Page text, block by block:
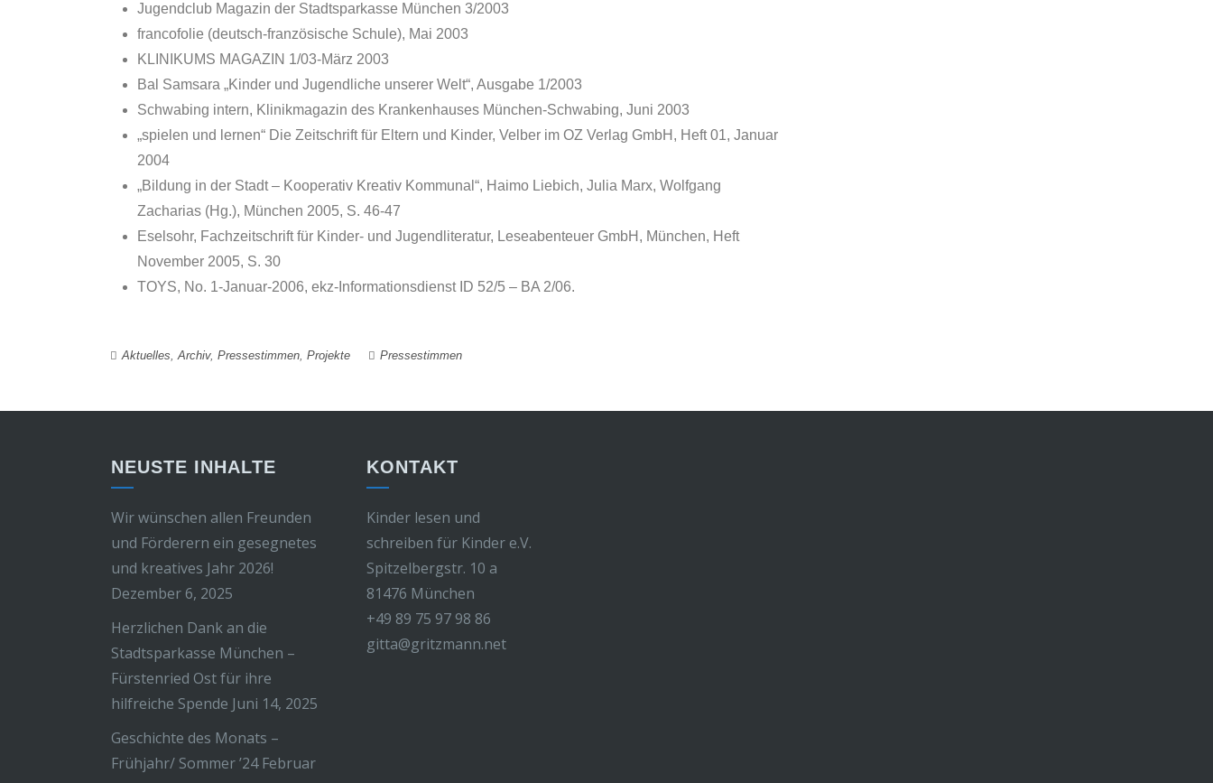
Jugendclub Magazin der Stadtsparkasse München 3/2003
francofolie (deutsch-französische Schule), Mai 2003
KLINIKUMS MAGAZIN 1/03-März 2003
Bal Samsara „Kinder und Jugendliche unserer Welt“, Ausgabe 1/2003
Schwabing intern, Klinikmagazin des Krankenhauses München-Schwabing, Juni 2003
„spielen und lernen“ Die Zeitschrift für Eltern und Kinder, Velber im OZ Verlag GmbH, Heft 01, Januar
2004
„Bildung in der Stadt – Kooperativ Kreativ Kommunal“, Haimo Liebich, Julia Marx, Wolfgang
Zacharias (Hg.), München 2005, S. 46-47
Eselsohr, Fachzeitschrift für Kinder- und Jugendliteratur, Leseabenteuer GmbH, München, Heft
November 2005, S. 30
TOYS, No. 1-Januar-2006, ekz-Informationsdienst ID 52/5 – BA 2/06.
Aktuelles,Archiv, Pressestimmen, Projekte Pressestimmen
NEUSTE INHALTE
Wir wünschen allen Freunden
und Förderern ein gesegnetes
und kreatives Jahr 2026!
Dezember 6, 2025
Herzlichen Dank an die
Stadtsparkasse München –
Fürstenried Ost für ihre
hilfreiche Spende Juni 14, 2025
Geschichte des Monats –
Frühjahr/ Sommer ’24 Februar
KONTAKT
Kinder lesen und
schreiben für Kinder e.V.
Spitzelbergstr. 10 a
81476 München
+49 89 75 97 98 86
gitta@gritzmann.net